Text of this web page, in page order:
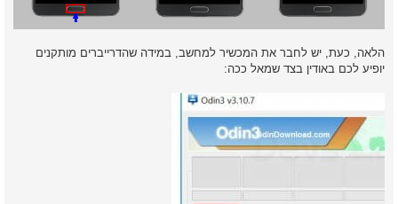
הלאה, כעת, יש לחבר את המכשיר למחשב, במידה שהדרייברים מותקנים
יופיע לכם באודין בצד שמאל ככה: